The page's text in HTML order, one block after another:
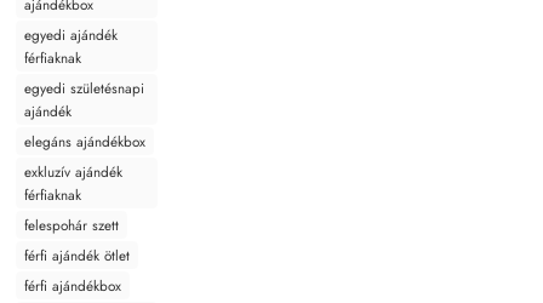
egyedi ajándék
férfiaknak
egyedi születésnapi
ajándék
elegáns ajándékbox
exkluzív ajándék
férfiaknak
felespohár szett
férfi ajándék ötlet
férfi ajándékbox